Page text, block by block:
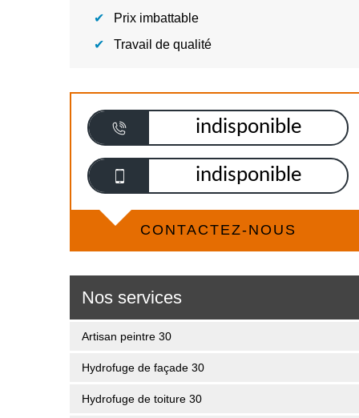
Prix imbattable
Travail de qualité
indisponible
indisponible
CONTACTEZ-NOUS
Nos services
Artisan peintre 30
Hydrofuge de façade 30
Hydrofuge de toiture 30